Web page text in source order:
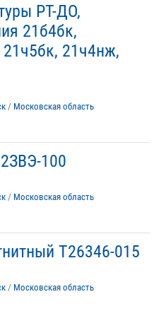
РТ-ДО,
21б4бк,
21ч4нж,
/ Московская область
100
/ Московская область
Т26346-015
/ Московская область